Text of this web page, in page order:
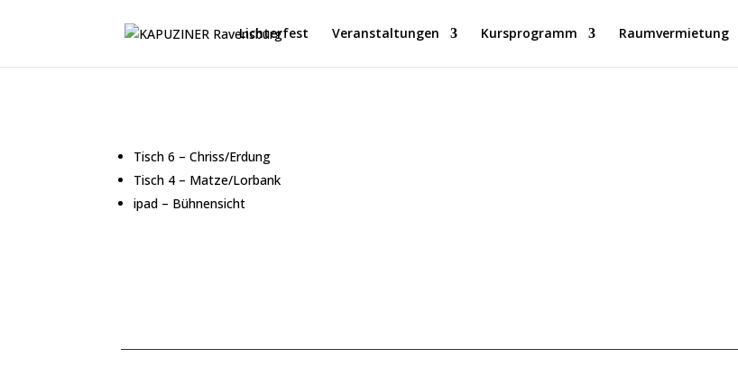
Lichterfest Veranstaltungen Kursprogramm Raumvermietung
Tisch 6 – Chriss/Erdung
Tisch 4 – Matze/Lorbank
ipad – Bühnensicht